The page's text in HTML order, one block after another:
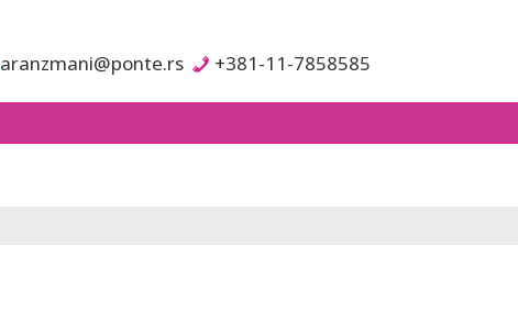
aranzmani@ponte.rs +381-11-7858585